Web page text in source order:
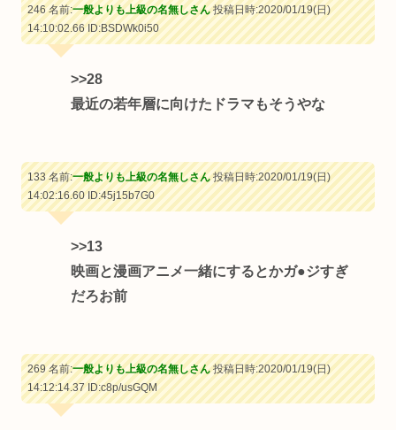
246 名前:一般よりも上級の名無しさん投稿日時:2020/01/19(日)
14:10:02.66ID:BSDWk0i50
>>28
最近の若年層に向けたドラマもそうやな
133 名前:一般よりも上級の名無しさん投稿日時:2020/01/19(日)
14:02:16.60ID:45j15b7G0
>>13
映画と漫画アニメ一緒にするとかガ●ジすぎ
だろお前
269 名前:一般よりも上級の名無しさん投稿日時:2020/01/19(日)
14:12:14.37ID:c8p/usGQM